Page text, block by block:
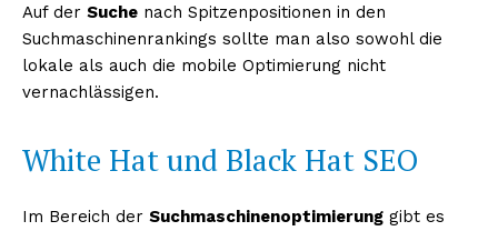
Auf der Suche nach Spitzenpositionen in den
Suchmaschinenrankings sollte man also sowohl die
lokale als auch die mobile Optimierung nicht
vernachlässigen.
White Hat und Black Hat SEO
Im Bereich der Suchmaschinenoptimierung gibt es